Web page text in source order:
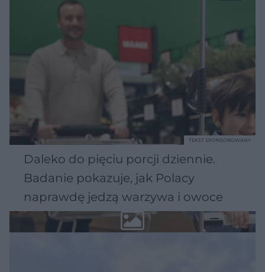
Daleko do pięciu porcji dziennie.
Badanie pokazuje, jak Polacy
naprawdę jedzą warzywa i owoce
TEKST SPONSOROWANY